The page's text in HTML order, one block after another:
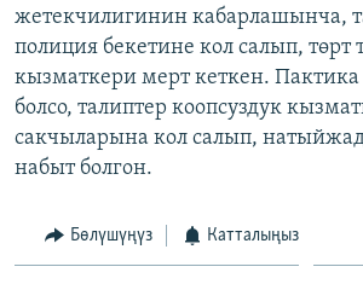
ЫҢГАЙСЫЗ СУРООЛОР
ЭЕ/АРнун бардык сайттары
жетекчилигинин кабарлашынча,
полиция бекетине кол салып, төрт
кызматкери мерт кеткен.
болсо, талиптер коопсуздук
сакчыларына кол салып,
набыт болгон.
Бөлүшүңүз Катталыңыз